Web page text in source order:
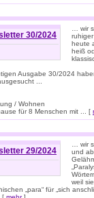
30/2024
… wir
heute
heiß
Ausgabe 30/2024
...
/ Wohnen
für 8 Menschen mit ... [
29/2024
… wir
und
weil
„para“ für „sich